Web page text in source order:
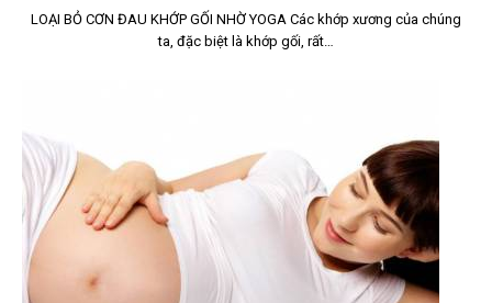
LOẠI BỎ CƠN ĐAU KHỚP GỐI NHỜ YOGA Các khớp xương của chúng
ta, đặc biệt là khớp gối, rất…